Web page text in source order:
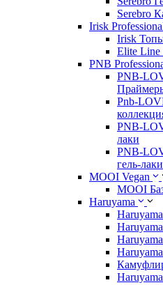
Serebro
Irisk
Irisk
Elite Line
PNB
PNB-
Pnb-
PNB-
лаки
PNB-
гель-лаки
MOOI Vegan
MOOI
Haruyama